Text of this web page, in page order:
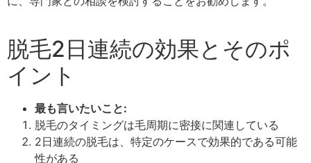
脱毛2日連続の効果とそのポ
イント
最も言いたいこと:
脱毛のタイミングは毛周期に密接に関連している
2日連続の脱毛は、特定のケースで効果的である可能
性がある